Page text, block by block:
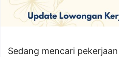
Sedang mencari